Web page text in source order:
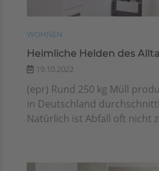
WOHNEN
Heimliche Helden des
19.10.2022
(epr) Rund 250 kg Müll
in Deutschland
Natürlich ist Abfall oft nicht